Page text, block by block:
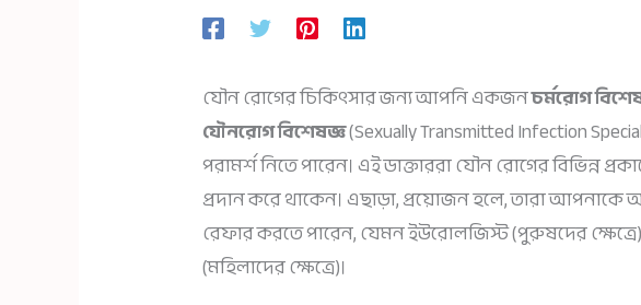
যৌন রোগের চিকিৎসার জন্য আপনি একজনচর্মরোগ
যৌনরোগ বিশেষজ্ঞ(Sexually Transmitted Infection
পরামর্শ নিতে পারেন। এই ডাক্তাররা যৌন রোগের বিভিন্ন
প্রদান করে থাকেন। এছাড়া, প্রয়োজন হলে, তারা আপনাকে
রেফার করতে পারেন, যেমন ইউরোলজিস্ট (পুরুষদের
(মহিলাদের ক্ষেত্রে)।